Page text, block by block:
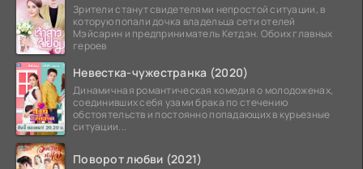
Зрители станут свидетелями непростой ситуации, в
которую попали дочка владельца сети отелей
Мэйсарин и предприниматель Кетдэн. Обоих главных
героев
Невестка-чужестранка (2020)
Динамичная романтическая комедия о молодоженах,
соединивших себя узами брака по стечению
обстоятельств и постоянно попадающих в курьезные
ситуации...
Поворот любви (2021)